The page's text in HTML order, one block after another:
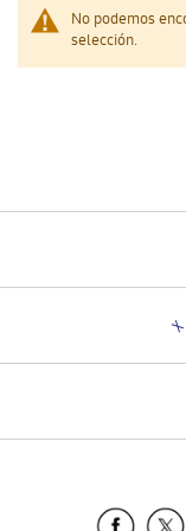
No podemos
selección.